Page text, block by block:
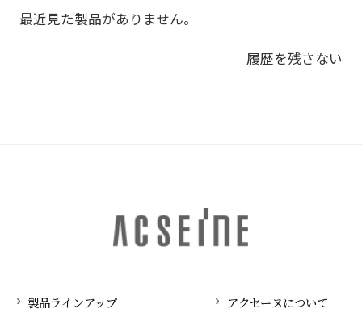
最近見た製品がありません。
履歴を残さない
製品ラインアップ
アクセーヌについて